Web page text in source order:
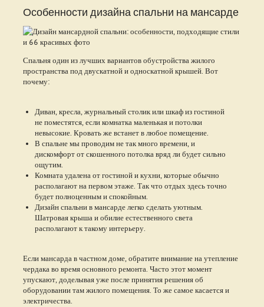
Особенности дизайна спальни на мансарде
Спальня один из лучших вариантов обустройства жилого
пространства под двускатной и односкатной крышей. Вот
почему:
Диван, кресла, журнальный столик или шкаф из гостиной
не поместятся, если комнатка маленькая и потолки
невысокие. Кровать же встанет в любое помещение.
В спальне мы проводим не так много времени, и
дискомфорт от скошенного потолка вряд ли будет сильно
ощутим.
Комната удалена от гостиной и кухни, которые обычно
располагают на первом этаже. Так что отдых здесь точно
будет полноценным и спокойным.
Дизайн спальни в мансарде легко сделать уютным.
Шатровая крыша и обилие естественного света
располагают к такому интерьеру.
Если мансарда в частном доме, обратите внимание на утепление
чердака во время основного ремонта. Часто этот момент
упускают, доделывая уже после принятия решения об
оборудовании там жилого помещения. То же самое касается и
электричества.